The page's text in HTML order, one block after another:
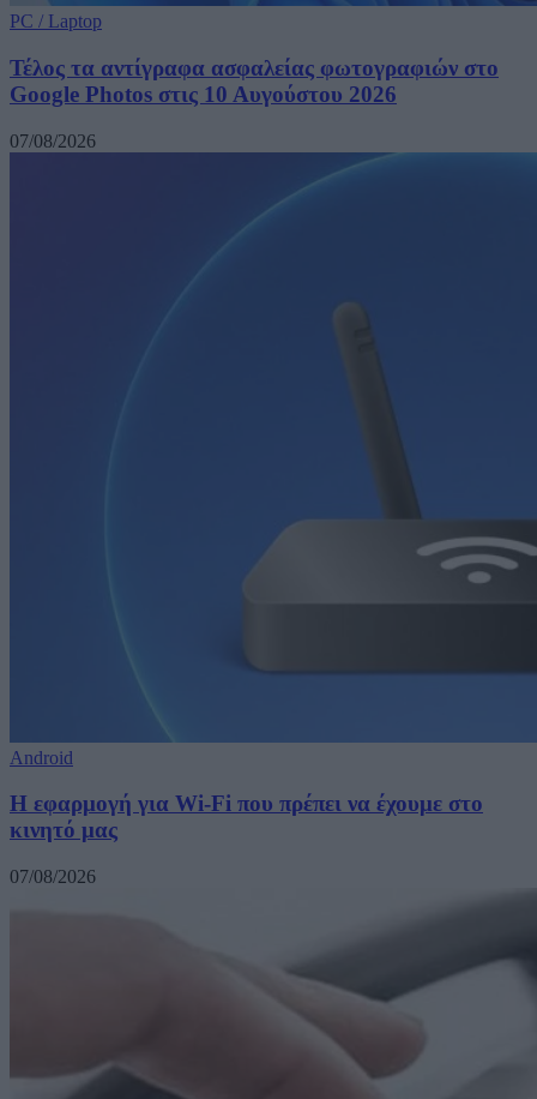
PC / Laptop
Τέλος τα αντίγραφα ασφαλείας φωτογραφιών στο
Google Photos στις 10 Αυγούστου 2026
07/08/2026
Android
Η εφαρμογή για Wi-Fi που πρέπει να έχουμε στο
κινητό μας
07/08/2026